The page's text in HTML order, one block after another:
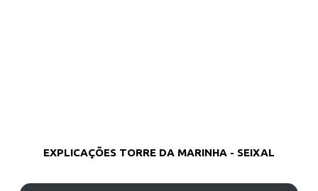
EXPLICAÇÕES TORRE DA MARINHA - SEIXAL